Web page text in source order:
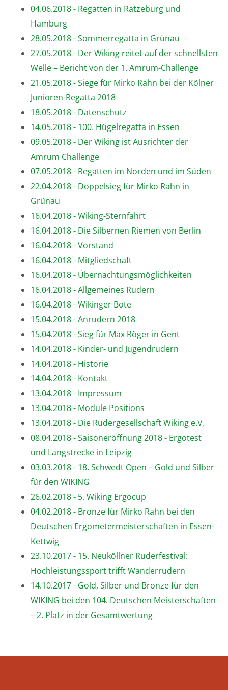
04.06.2018 - Regatten in Ratzeburg und
Hamburg
28.05.2018 - Sommerregatta in Grünau
27.05.2018 - Der Wiking reitet auf der schnellsten
Welle – Bericht von der 1. Amrum-Challenge
21.05.2018 - Siege für Mirko Rahn bei der Kölner
Junioren-Regatta 2018
18.05.2018 - Datenschutz
14.05.2018 - 100. Hügelregatta in Essen
09.05.2018 - Der Wiking ist Ausrichter der
Amrum Challenge
07.05.2018 - Regatten im Norden und im Süden
22.04.2018 - Doppelsieg für Mirko Rahn in
Grünau
16.04.2018 - Wiking-Sternfahrt
16.04.2018 - Die Silbernen Riemen von Berlin
16.04.2018 - Vorstand
16.04.2018 - Mitgliedschaft
16.04.2018 - Übernachtungsmöglichkeiten
16.04.2018 - Allgemeines Rudern
16.04.2018 - Wikinger Bote
15.04.2018 - Anrudern 2018
15.04.2018 - Sieg für Max Röger in Gent
14.04.2018 - Kinder- und Jugendrudern
14.04.2018 - Historie
14.04.2018 - Kontakt
13.04.2018 - Impressum
13.04.2018 - Module Positions
13.04.2018 - Die Rudergesellschaft Wiking e.V.
08.04.2018 - Saisoneröffnung 2018 - Ergotest
und Langstrecke in Leipzig
03.03.2018 - 18. Schwedt Open – Gold und Silber
für den WIKING
26.02.2018 - 5. Wiking Ergocup
04.02.2018 - Bronze für Mirko Rahn bei den
Deutschen Ergometermeisterschaften in Essen-
Kettwig
23.10.2017 - 15. Neuköllner Ruderfestival:
Hochleistungssport trifft Wanderrudern
14.10.2017 - Gold, Silber und Bronze für den
WIKING bei den 104. Deutschen Meisterschaften
– 2. Platz in der Gesamtwertung